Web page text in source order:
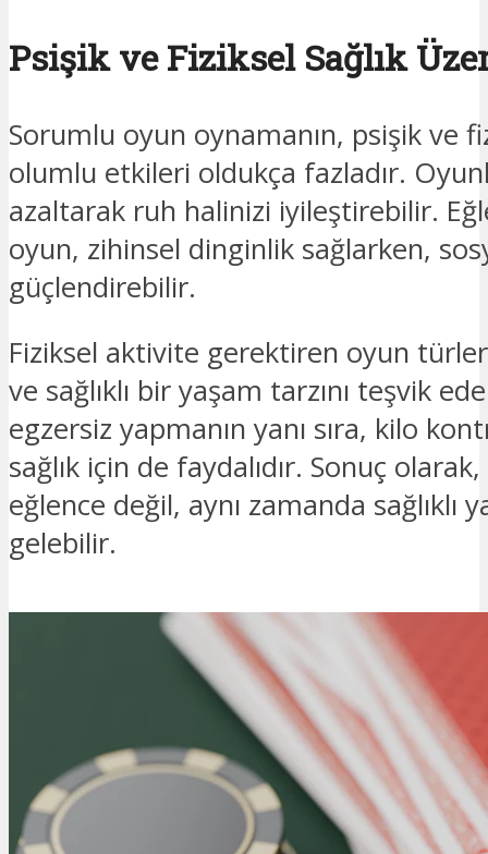
Psişik ve Fiziksel Sağlık
Sorumlu oyun oynamanın, psişik ve
olumlu etkileri oldukça fazladır.
azaltarak ruh halinizi iyileştirebilir.
oyun, zihinsel dinginlik sağlarken,
güçlendirebilir.
Fiziksel aktivite gerektiren oyun
ve sağlıklı bir yaşam tarzını teşvik
egzersiz yapmanın yanı sıra, kilo
sağlık için de faydalıdır. Sonuç
eğlence değil, aynı zamanda sağlıklı
gelebilir.